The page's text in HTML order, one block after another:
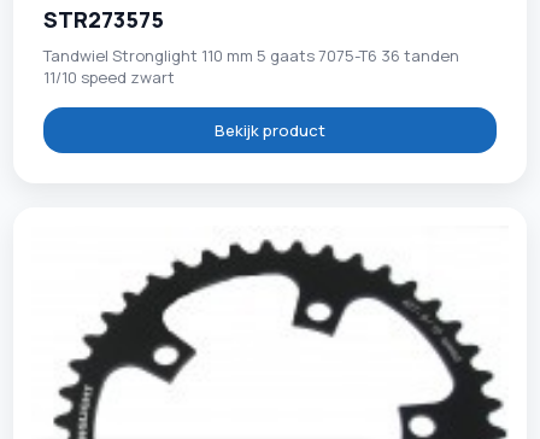
STR273575
Tandwiel Stronglight 110 mm 5 gaats 7075-T6 36 tanden
11/10 speed zwart
Bekijk product